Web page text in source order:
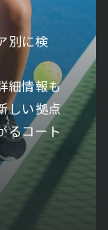
別に検
細情報も
しい拠点
るコート
情報を
どの詳
の方
、自分
エリア
報も掲
戦した
ここか
リア別
報も掲
流を広
会をこ
別に検
情報も
プレー
ったコ